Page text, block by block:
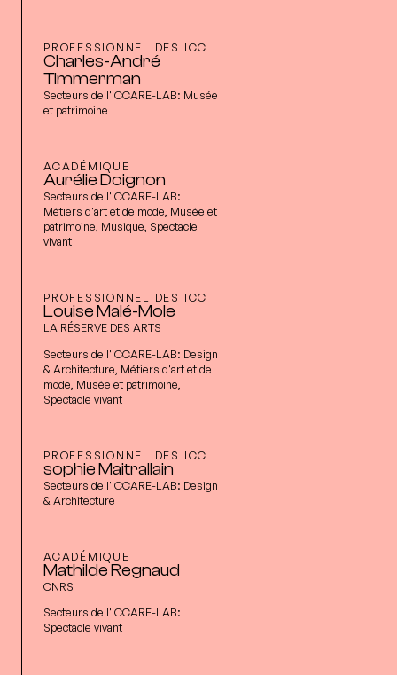
PROFESSIONNEL DES ICC
Charles-André
Timmerman
Secteurs de l'ICCARE-LAB: Musée
et patrimoine
ACADÉMIQUE
Aurélie Doignon
Secteurs de l'ICCARE-LAB:
Métiers d'art et de mode, Musée et
patrimoine, Musique, Spectacle
vivant
PROFESSIONNEL DES ICC
Louise Malé-Mole
LA RÉSERVE DES ARTS
Secteurs de l'ICCARE-LAB: Design
& Architecture, Métiers d'art et de
mode, Musée et patrimoine,
Spectacle vivant
PROFESSIONNEL DES ICC
sophie Maitrallain
Secteurs de l'ICCARE-LAB: Design
& Architecture
ACADÉMIQUE
Mathilde Regnaud
CNRS
Secteurs de l'ICCARE-LAB:
Spectacle vivant